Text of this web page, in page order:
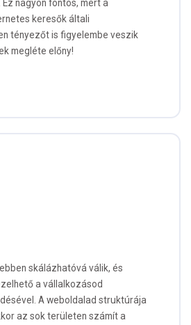
nagyon fontos, mert a
keresők általi
tényezőt is figyelembe veszik
megléte előny!
skálázhatóvá válik, és
a vállalkozásod
A weboldalad struktúrája
az sok területen számít a